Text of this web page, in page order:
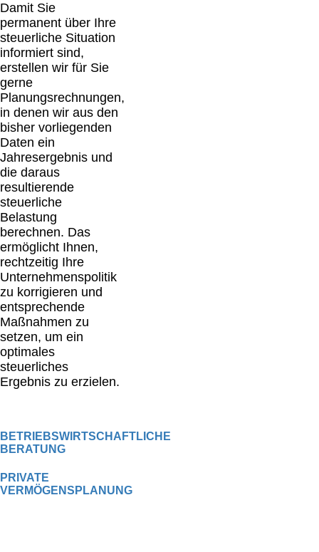
Damit Sie
permanent über Ihre
steuerliche Situation
informiert sind,
erstellen wir für Sie
gerne
Planungsrechnungen,
in denen wir aus den
bisher vorliegenden
Daten ein
Jahresergebnis und
die daraus
resultierende
steuerliche
Belastung
berechnen. Das
ermöglicht Ihnen,
rechtzeitig Ihre
Unternehmenspolitik
zu korrigieren und
entsprechende
Maßnahmen zu
setzen, um ein
optimales
steuerliches
Ergebnis zu erzielen.
BETRIEBSWIRTSCHAFTLICHE
BERATUNG
PRIVATE
VERMÖGENSPLANUNG